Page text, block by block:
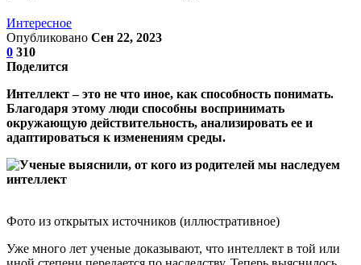
Интересное
Опубликовано Сен 22, 2023
0 310
Поделится
Интеллект – это не что иное, как способность понимать.
Благодаря этому люди способны воспринимать
окружающую действительность, анализировать ее и
адаптироваться к изменениям среды.
Фото из открытых источников (иллюстративное)
Уже много лет ученые доказывают, что интеллект в той или